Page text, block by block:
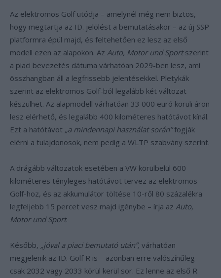
Az elektromos Golf utódja – amelynél még nem biztos,
hogy megtartja az ID. jelölést a bemutatásakor – az új SSP
platformra épül majd, és feltehetően ez lesz az első
modell ezen az alapokon. Az Auto, Motor und Sportszerint
a piaci bevezetés dátuma várhatóan 2029-ben lesz, ami
összhangban áll a legfrissebb jelentésekkel. Pletykák
szerint az elektromos Golf-ból legalább két változat
készülhet. Az alapmodell várhatóan 33 000 euró körüli áron
lesz elérhető, és legalább 400 kilométeres hatótávot kínál.
Ezt a hatótávot „a mindennapi használat során”fogják
elérni a tulajdonosok, nem pedig a WLTP szabvány szerint.
A drágább változatok esetében a VW körülbelül 600
kilométeres tényleges hatótávot tervez az elektromos
Golf-hoz, és az akkumulátor töltése 10-ről 80 százalékra
legfeljebb 15 percet vesz majd igénybe – írja az Auto,
Motor und Sport.
Később, „jóval a piaci bemutató után”, várhatóan
megjelenik az ID. Golf R is – azonban erre valószínűleg
csak 2032 vagy 2033 körül kerül sor. Ez lenne az első R